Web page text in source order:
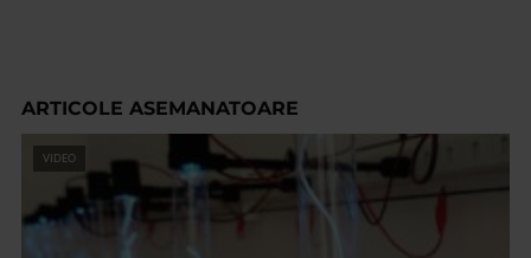
ARTICOLE ASEMANATOARE
VIDEO